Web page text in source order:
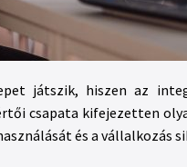
játszik, hiszen az
csapata kifejezetten
és a vállalkozás